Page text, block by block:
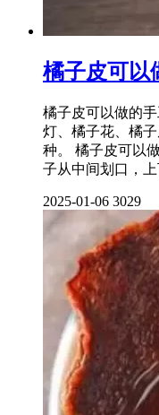
橘子皮可以
橘子皮可以做的
灯、橘子花、橘
种。 橘子皮可以
子从中间划口，
2025-01-06 3029